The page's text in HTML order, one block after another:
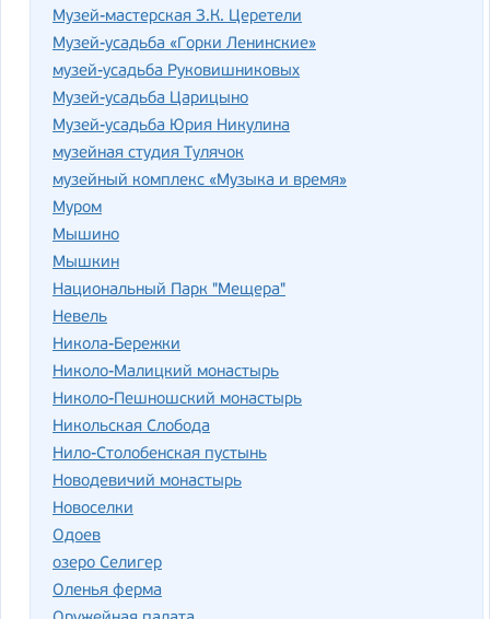
Музей-мастерская З.К. Церетели
Музей-усадьба «Горки Ленинские»
музей-усадьба Руковишниковых
Музей-усадьба Царицыно
Музей-усадьба Юрия Никулина
музейная студия Тулячок
музейный комплекс «Музыка и время»
Муром
Мышино
Мышкин
Национальный Парк "Мещера"
Невель
Никола-Бережки
Николо-Малицкий монастырь
Николо-Пешношский монастырь
Никольская Слобода
Нило-Столобенская пустынь
Новодевичий монастырь
Новоселки
Одоев
озеро Селигер
Оленья ферма